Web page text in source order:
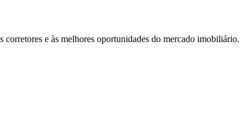
e às melhores oportunidades do mercado imobiliário.